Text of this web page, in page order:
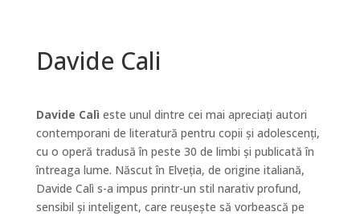
Davide Cali
Davide Calì este unul dintre cei mai apreciați autori
contemporani de literatură pentru copii și adolescenți,
cu o operă tradusă în peste 30 de limbi și publicată în
întreaga lume. Născut în Elveția, de origine italiană,
Davide Calì s-a impus printr-un stil narativ profund,
sensibil și inteligent, care reușește să vorbească pe